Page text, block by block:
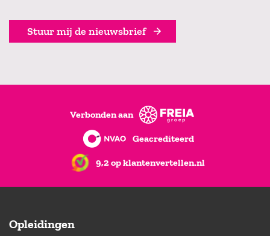
Stuur mij de nieuwsbrief
Verbonden aan
Geacrediteerd
9,2 op klantenvertellen.nl
Opleidingen